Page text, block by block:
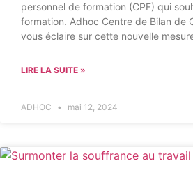
personnel de formation (CPF) qui
formation. Adhoc Centre de Bilan de
vous éclaire sur cette nouvelle
LIRE LA SUITE »
ADHOC mai 12, 2024